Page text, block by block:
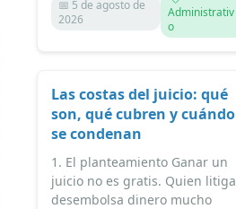
📅 5 de agosto de
2026
Administrativ
o
Las costas del juicio: qué
son, qué cubren y cuándo
se condenan
1. El planteamiento Ganar un
juicio no es gratis. Quien litiga
desembolsa dinero mucho